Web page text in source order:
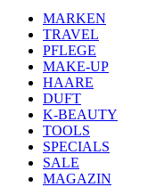
MARKEN
TRAVEL
PFLEGE
MAKE-UP
HAARE
DUFT
K-BEAUTY
TOOLS
SPECIALS
SALE
MAGAZIN